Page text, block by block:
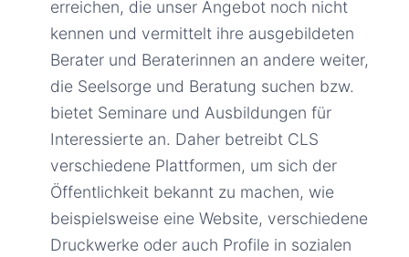
erreichen, die unser Angebot noch nicht
kennen und vermittelt ihre ausgebildeten
Berater und Beraterinnen an andere weiter,
die Seelsorge und Beratung suchen bzw.
bietet Seminare und Ausbildungen für
Interessierte an. Daher betreibt CLS
verschiedene Plattformen, um sich der
Öffentlichkeit bekannt zu machen, wie
beispielsweise eine Website, verschiedene
Druckwerke oder auch Profile in sozialen